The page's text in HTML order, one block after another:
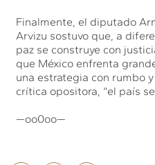
Finalmente, el diputado
Arvizu sostuvo que, a
paz se construye con
que México enfrenta
una estrategia con rumbo
crítica opositora, “el país
—oo0oo—